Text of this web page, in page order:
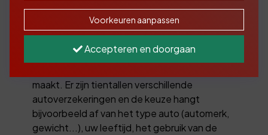
Geen zorgen, Dircken & Partners kan ze
allemaal verzekeren!
een WA-verzekering af te sluiten. Dit is snel te
maakt. Er zijn tientallen verschillende
autoverzekeringen en de keuze hangt
bijvoorbeeld af van het type auto (automerk,
gewicht...), uw leeftijd, het gebruik van de
Voorkeuren aanpassen
Accepteren en doorgaan